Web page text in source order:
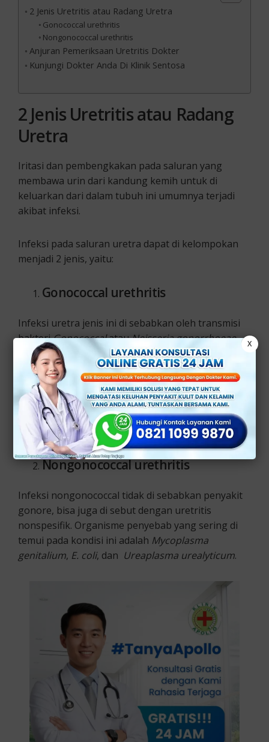
2 Jenis Uretritis atau Radang Uretra
Gonococcal urethritis
Nongonococcal urethritis
Anjuran Pemeriksaan Uretritis Dokter
Kunjungi Dokter Anda Di Klinik Sentosa
2 Jenis Uretritis atau Radang
Uretra
Iritasi dan pembengkakan pada saluran yang
membawa urin dari kandung kemih untuk di
keluarkan dari dalam tubuh ini umumnya terjadi
akibat infeksi.
Infeksi pada saluran uretra dapat di kelompokan
menjadi 2 jenis, yaitu:
Gonococcal urethritis
Infeksi uretra jenis ini di sebabkan oleh transmisi
bakteriGonococcalatauNeisseria gonorrhoeae
dari penyakit menular seksual jenis gonore
(kencing nanah).
Dengan kata lain ini adalah jenis infeksi menular
yang penyebarannya berasal dari aktifitas seksual
baik oral, anal, dan vaginal.
Nongonococcal urethritis
Infeksi nongonococcal tidak di sebabkan penyakit
gonore, bisa juga di sebut dengan uretritis
nonspesifik. Organisme penyebab yang sering di
temui pada kondisi ini adalah Mycoplasma
genitalium, E. coli, dan Ureaplasma urealyticum.
X